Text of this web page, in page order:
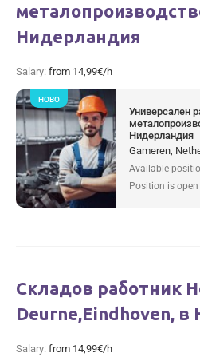
Нидерландия
Salary: from 14,99€/h
Универсален
Нидерландия
Gameren,
Available
Position is open
НОВО
Складов работник
Deurne,Eindhoven,
Salary: from 14,99€/h